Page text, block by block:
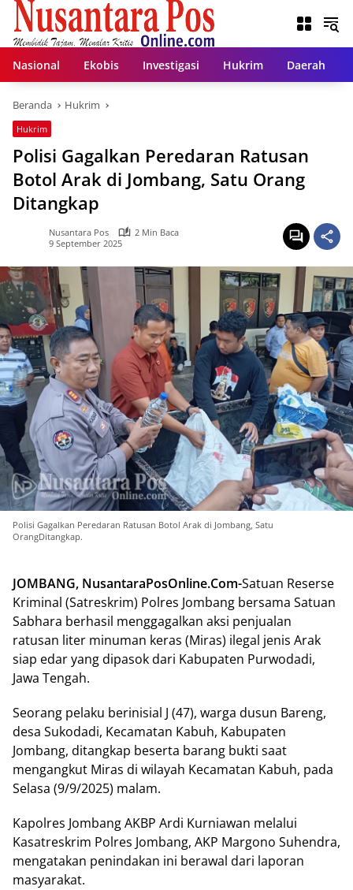
Langsung
konten
Nasional
Ekobis Investigasi Hukrim Daerah
Beranda Hukrim
Hukrim
Polisi Gagalkan Peredaran Ratusan
Botol Arak di Jombang, Satu Orang
Ditangkap
Nusantara Pos
2 Min Baca
9 September 2025
Polisi Gagalkan Peredaran Ratusan Botol Arak di Jombang, Satu
OrangDitangkap.
JOMBANG, NusantaraPosOnline.Com-Satuan Reserse
Kriminal (Satreskrim) Polres Jombang bersama Satuan
Sabhara berhasil menggagalkan aksi penjualan
ratusan liter minuman keras (Miras) ilegal jenis Arak
siap edar yang dipasok dari Kabupaten Purwodadi,
Jawa Tengah.
Seorang pelaku berinisial J (47), warga dusun Bareng,
desa Sukodadi, Kecamatan Kabuh, Kabupaten
Jombang, ditangkap beserta barang bukti saat
mengangkut Miras di wilayah Kecamatan Kabuh, pada
Selasa (9/9/2025) malam.
Kapolres Jombang AKBP Ardi Kurniawan melalui
Kasatreskrim Polres Jombang, AKP Margono Suhendra,
mengatakan penindakan ini berawal dari laporan
masyarakat.